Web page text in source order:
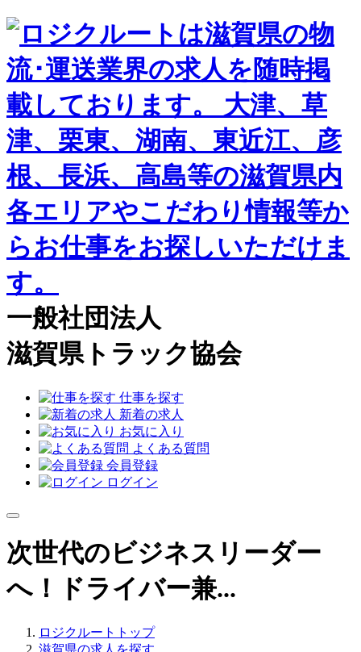
一般社団法人
滋賀県トラック協会
仕事を探す
新着の求人
お気に入り
よくある質問
会員登録
ログイン
次世代のビジネスリーダー
へ！ドライバー兼...
ロジクルートトップ
滋賀県の求人を探す